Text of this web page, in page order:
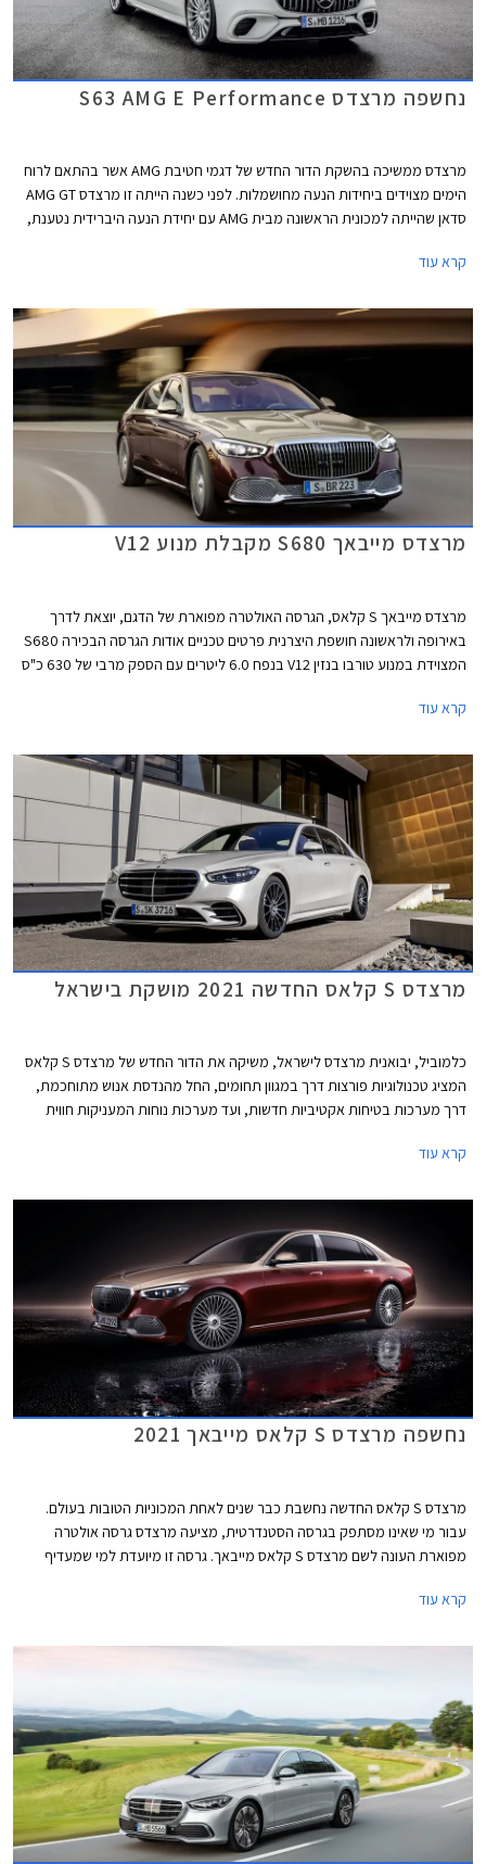
נחשפה מרצדס S63 AMG E Performance
מרצדס ממשיכה בהשקת הדור החדש של דגמי חטיבת AMG אשר בהתאם לרוח
הימים מצוידים ביחידות הנעה מחושמלות. לפני כשנה הייתה זו מרצדס AMG GT
סדאן שהייתה למכונית הראשונה מבית AMG עם יחידת הנעה היברידית נטענת,
של ספינת הדגל מרצדס S63 AMG E Performance.
קרא עוד
מרצדס מייבאך S680 מקבלת מנוע V12
מרצדס מייבאך S קלאס, הגרסה האולטרה מפוארת של הדגם, יוצאת לדרך
באירופה ולראשונה חושפת היצרנית פרטים טכניים אודות הגרסה הבכירה S680
המצוידת במנוע טורבו בנזין V12 בנפח 6.0 ליטרים עם הספק מרבי של 630 כ"ס
קרא עוד
מרצדס S קלאס החדשה 2021 מושקת בישראל
כלמוביל, יבואנית מרצדס לישראל, משיקה את הדור החדש של מרצדס S קלאס
המציג טכנולוגיות פורצות דרך במגוון תחומים, החל מהנדסת אנוש מתוחכמת,
דרך מערכות בטיחות אקטיביות חדשות, ועד מערכות נוחות המעניקות חווית
קרא עוד
נחשפה מרצדס S קלאס מייבאך 2021
מרצדס S קלאס החדשה נחשבת כבר שנים לאחת המכוניות הטובות בעולם.
עבור מי שאינו מסתפק בגרסה הסטנדרטית, מציעה מרצדס גרסה אולטרה
מפוארת העונה לשם מרצדס S קלאס מייבאך. גרסה זו מיועדת למי שמעדיף
קרא עוד